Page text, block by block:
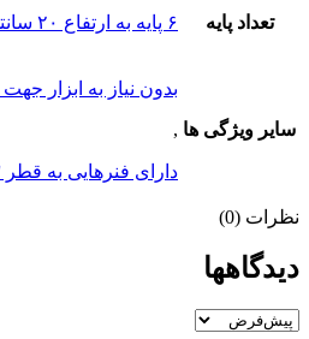
تعداد پایه ۶ پایه به ارتفاع ۲۰ سانتی‌متر و قطر ۲٫۵ سانتی‌متر
سایر ویژگی ها
بدون نیاز به ابزار جهت
,
دارای فنرهایی به قطر ۳ میلی‌متر
نظرات (0)
دیدگاهها